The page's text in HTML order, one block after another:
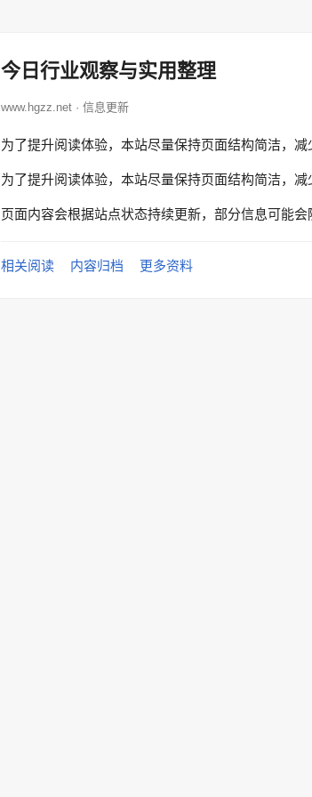
今日行业观察与实用整理
www.hgzz.net · 信息更新
为了提升阅读体验，本站尽量保持页面结构简洁，减
为了提升阅读体验，本站尽量保持页面结构简洁，减
页面内容会根据站点状态持续更新，部分信息可能会
相关阅读 内容归档 更多资料